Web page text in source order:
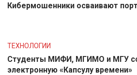
Кибермошенники осваивают
ТЕХНОЛОГИИ
Студенты МИФИ, МГИМО и МГУ
электронную «Капсулу времени»